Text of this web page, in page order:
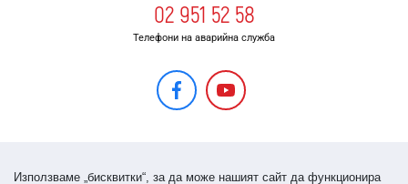
02 951 52 58
Телефони на аварийна служба
Използваме „бисквитки“, за да може нашият сайт да функционира